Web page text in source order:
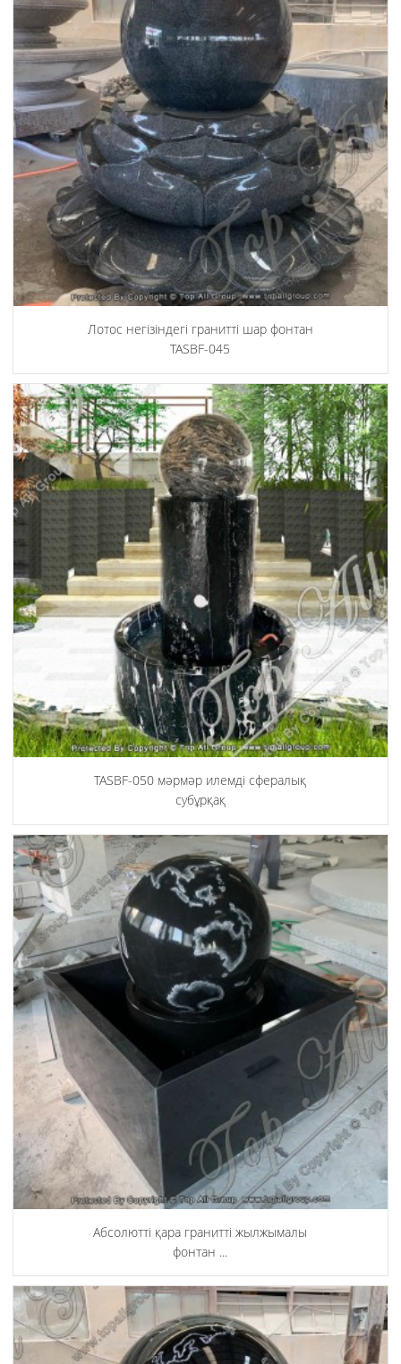
Лотос негізіндегі гранитті шар фонтан
TASBF-045
TASBF-050 мәрмәр илемді сфералық
субұрқақ
Абсолютті қара гранитті жылжымалы
фонтан ...